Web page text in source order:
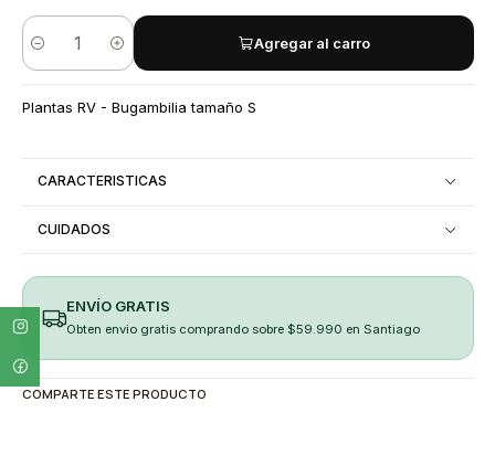
Cantidad
Agregar al carro
Plantas RV - Bugambilia tamaño S
CARACTERISTICAS
CUIDADOS
ENVÍO GRATIS
Obten envio gratis comprando sobre $59.990 en Santiago
COMPARTE ESTE PRODUCTO